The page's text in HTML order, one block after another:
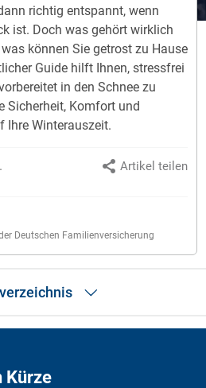
richtig entspannt, wenn
ist. Doch was gehört wirklich
können Sie getrost zu Hause
Guide hilft Ihnen, stressfrei
in den Schnee zu
Sicherheit, Komfort und
Ihre Winterauszeit.
Deutschen Familienversicherung
Artikel teilen
für den Skiurlaub
Kürze